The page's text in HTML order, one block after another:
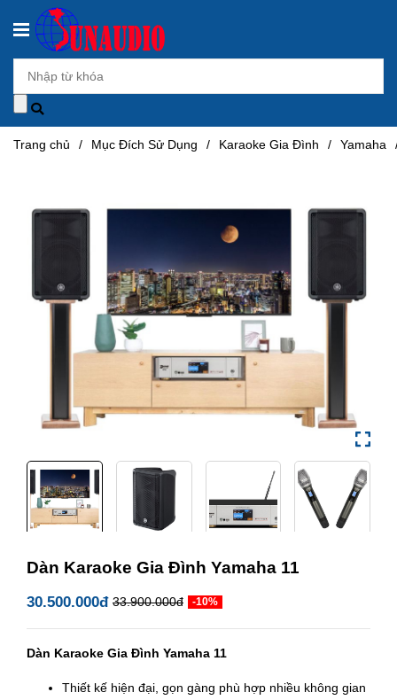
Trang chủ / Mục Đích Sử Dụng / Karaoke Gia Đình / Yamaha
Dàn Karaoke Gia Đình Yamaha 11
30.500.000đ 33.900.000đ -10%
Dàn Karaoke Gia Đình Yamaha 11
Thiết kế hiện đại, gọn gàng phù hợp nhiều không gian